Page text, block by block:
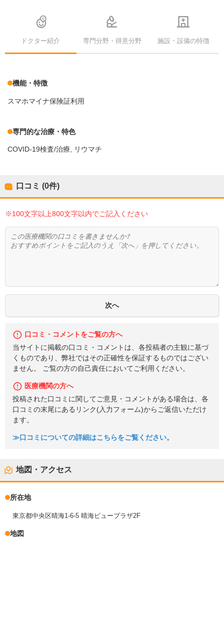
ドクター紹介 専門分野・得意分野 施設・設備の特徴
機能・特徴
スマホマイナ保険証利用
専門的な治療・特色
COVID-19検査/治療 リウマチ
口コミ (0件)
※100文字以上800文字以内でご記入ください
口コミ・コメントをご覧の方へ
当サイトに掲載の口コミ・コメントは、各投稿者の主観に基づ
くものであり、弊社ではその正確性を保証するものではござい
ません。 ご覧の方の自己責任においてご利用ください。
医療機関の方へ
投稿された口コミに関してご意見・コメントがある場合は、各
口コミの末尾にあるリンク(入力フォーム)からご返信いただけ
ます。
≫口コミについての詳細はこちらをご覧ください。
地図・アクセス
所在地
東京都中央区晴海1-6-5 晴海ビュープラザ2F
地図